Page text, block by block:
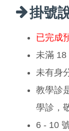
掛號
已完成
未滿 18
未有身
教學診
學診，
6 - 10